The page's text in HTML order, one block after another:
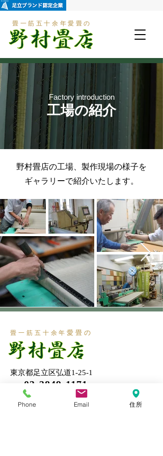
畳一筋五十余年愛畳の
Factory introduction
工場の紹介
​野村畳店の工場、製作現場の様子を
ギャラリーで紹介いたします。
畳一筋五十余年愛畳の
東京都足立区弘道1-25-1
03-3849-1171
営業時間：8:00-18:00
Phone Email 住所